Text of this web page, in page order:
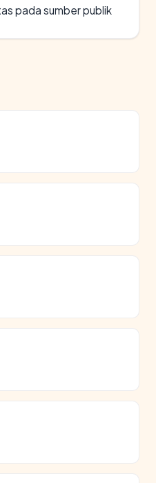
pada sumber publik